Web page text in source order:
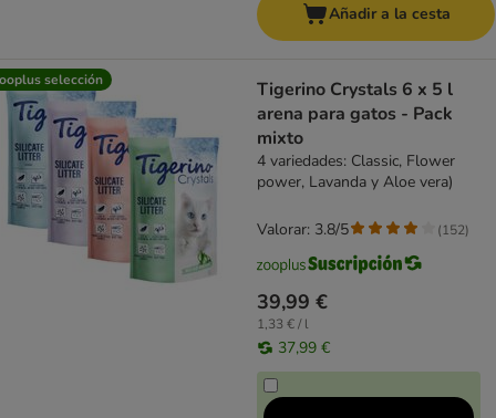
Añadir a la cesta
selección
Tigerino Crystals 6 x 5 l
arena para gatos - Pack
mixto
4 variedades: Classic, Flower
power, Lavanda y Aloe vera)
39,99 €
1,33 € / l
37,99 €
Valorar: 3.8/5 (152)